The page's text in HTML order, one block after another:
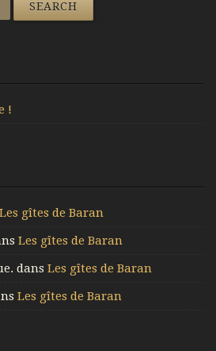
!
Les gîtes de Baran
Les gîtes de Baran
dans Les gîtes de Baran
Les gîtes de Baran